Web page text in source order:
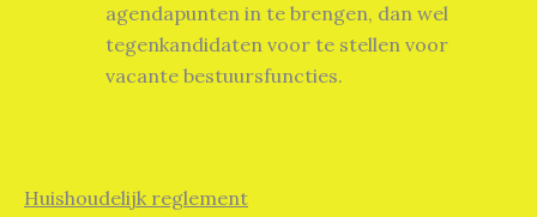
agendapunten in te brengen, dan wel
tegenkandidaten voor te stellen voor
vacante bestuursfuncties.
Huishoudelijk reglement